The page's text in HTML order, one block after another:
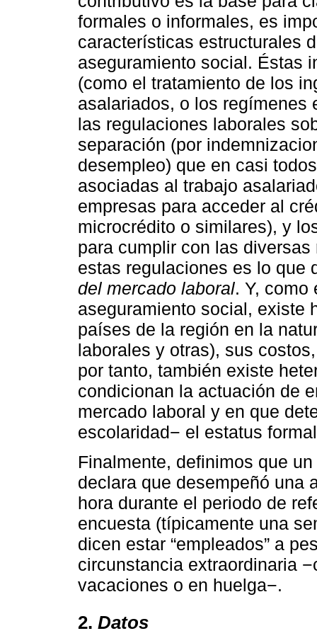
formales o informales, es
características estructurales
aseguramiento social. Éstas
(como el tratamiento de los
asalariados, o los regímenes
las regulaciones laborales
separación (por
desempleo) que en casi
asociadas al trabajo
empresas para acceder al
microcrédito o similares), y
para cumplir con las
estas regulaciones es lo que
del mercado laboral. Y, como
aseguramiento social, existe
países de la región en la
laborales y otras), sus
por tanto, también existe
condicionan la actuación de
mercado laboral y en que
escolaridad− el estatus
Finalmente, definimos que
declara que desempeñó una
hora durante el periodo de
encuesta (típicamente una
dicen estar “empleados” a
circunstancia extraordinaria
vacaciones o en huelga−.
2. Datos